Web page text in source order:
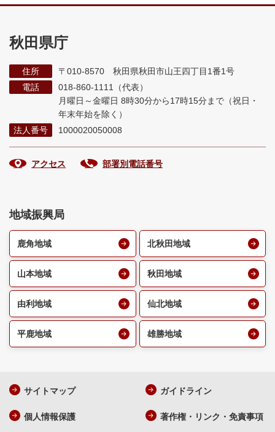
秋田県庁
住所
〒010-8570 秋田県秋田市山王四丁目1番1号
電話
018-860-1111（代表）
月曜日～金曜日 8時30分から17時15分まで （祝日・
年末年始を除く）
法人番号
1000020050008
アクセス 部署別電話番号
地域振興局
鹿角地域 北秋田地域
山本地域 秋田地域
由利地域 仙北地域
平鹿地域 雄勝地域
サイトマップ ガイドライン
個人情報保護 著作権・リンク・免責事項